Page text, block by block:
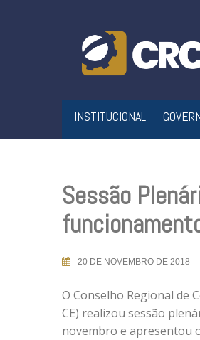
INSTITUCIONAL
Sessão
20 DE NOVEMBRO DE 2018
O Conselho Regional de
CE) realizou sessão
novembro e apresentou